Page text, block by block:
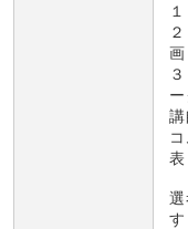
画
講
選
す